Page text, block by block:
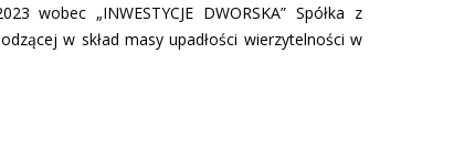
wobec „INWESTYCJE DWORSKA” Spółka z
w skład masy upadłości wierzytelności w